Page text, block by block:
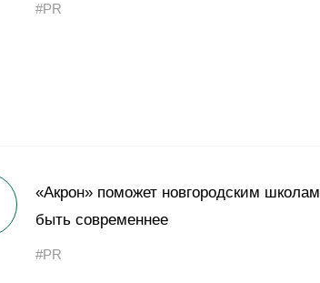
#PR
«Акрон» поможет новгородским школам
быть современнее
#PR